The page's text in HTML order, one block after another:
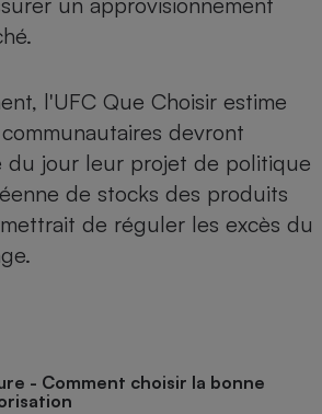
l'UFC Que Choisir estime
devront
du jour leur projet de politique
de stocks des produits
de réguler les excès du
- Comment choisir la bonne